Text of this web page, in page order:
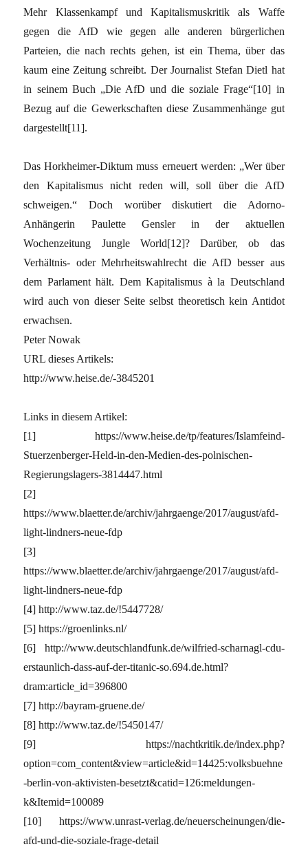
Mehr Klassenkampf und Kapitalismuskritik als Waffe
gegen die AfD wie gegen alle anderen bürgerlichen
Parteien, die nach rechts gehen, ist ein Thema, über das
kaum eine Zeitung schreibt. Der Journalist Stefan Dietl hat
in seinem Buch „Die AfD und die soziale Frage“[10] in
Bezug auf die Gewerkschaften diese Zusammenhänge gut
dargestellt[11].
Das Horkheimer-Diktum muss erneuert werden: „Wer über
den Kapitalismus nicht reden will, soll über die AfD
schweigen.“ Doch worüber diskutiert die Adorno-
Anhängerin Paulette Gensler in der aktuellen
Wochenzeitung Jungle World[12]? Darüber, ob das
Verhältnis- oder Mehrheitswahlrecht die AfD besser aus
dem Parlament hält. Dem Kapitalismus à la Deutschland
wird auch von dieser Seite selbst theoretisch kein Antidot
erwachsen.
Peter Nowak
URL dieses Artikels:
http://www.heise.de/-3845201
Links in diesem Artikel:
[1] https://www.heise.de/tp/features/Islamfeind-
Stuerzenberger-Held-in-den-Medien-des-polnischen-
Regierungslagers-3814447.html
[2]
https://www.blaetter.de/archiv/jahrgaenge/2017/august/afd-
light-lindners-neue-fdp
[3]
https://www.blaetter.de/archiv/jahrgaenge/2017/august/afd-
light-lindners-neue-fdp
[4] http://www.taz.de/!5447728/
[5] https://groenlinks.nl/
[6] http://www.deutschlandfunk.de/wilfried-scharnagl-cdu-
erstaunlich-dass-auf-der-titanic-so.694.de.html?
dram:article_id=396800
[7] http://bayram-gruene.de/
[8] http://www.taz.de/!5450147/
[9] https://nachtkritik.de/index.php?
option=com_content&view=article&id=14425:volksbuehne
-berlin-von-aktivisten-besetzt&catid=126:meldungen-
k&Itemid=100089
[10] https://www.unrast-verlag.de/neuerscheinungen/die-
afd-und-die-soziale-frage-detail